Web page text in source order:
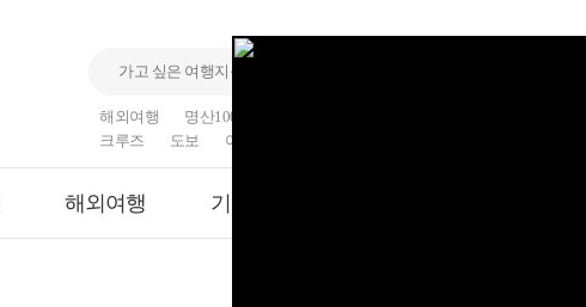
해외여행 명산100
크루즈
도보 여행
해외여행 기차여행